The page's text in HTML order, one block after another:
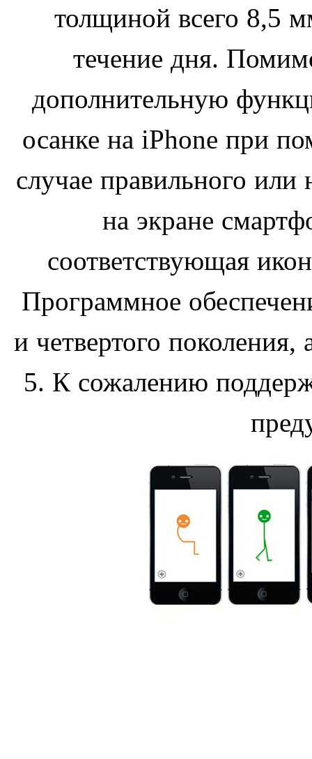
толщиной всего 8,5
течение дня.
дополнительную
осанке на iPhone при
случае правильного или
на экране
соответствующая
Программное
и четвертого
5. К сожалению